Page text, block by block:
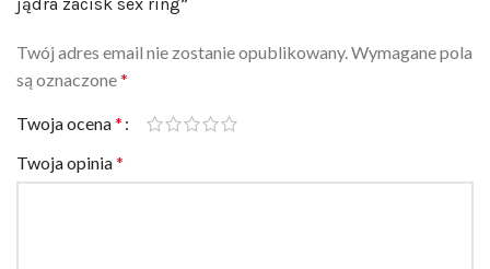
są oznaczone*
Twoja ocena
Twoja opinia